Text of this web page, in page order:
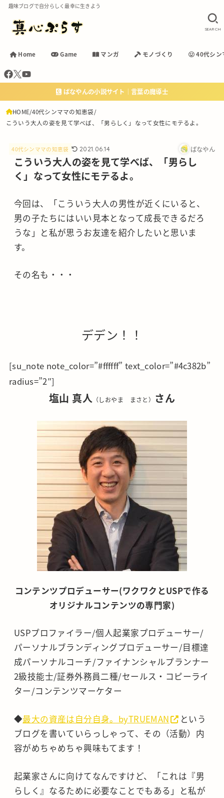
趣味ブログで自分らしく最幸に生きよう
Home Game マンガ モノづくり 40代シン
SEARCH
ばなやんの小説サイト｜言葉の魔導士
HOME 40代シンママの知恵袋
こういう大人の姿を見て学べば、「男らしく」なって女性にモテるよ。
40代シンママの知恵袋 2021.06.14 ばなやん
こういう大人の姿を見て学べば、「男らし
く」なって女性にモテるよ。
今回は、「こういう大人の男性が近くにいると、
男の子たちにはいい見本となって成長できるだろ
うな」と私が思うお友達を紹介したいと思いま
す。
その名も・・・
デデン！！
[su_note note_color=”#ffffff” text_color=”#4c382b”
radius=”2″]
塩山 真人 （しおやま まさと） さん
コンテンツプロデューサー(ワクワクとUSPで作る
オリジナルコンテンツの専門家)
USPプロファイラー/個人起業家プロデューサー/
パーソナルブランディングプロデューサー/目標達
成パーソナルコーチ/ファイナンシャルプランナー
2級技能士/証券外務員二種/セールス・コピーライ
ター/コンテンツマーケター
◆最大の資産は自分自身。byTRUEMAN
という
ブログを書いていらっしゃって、その（活動）内
容がめちゃめちゃ興味もてます！
起業家さんに向けてなんですけど、「これは『男
らしく』なるために必要なことでもある」と私が